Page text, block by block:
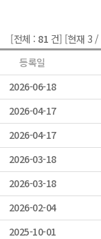
[전체 : 81 건] [현재 3 /
등록일
2026-06-18
2026-04-17
2026-04-17
2026-03-18
2026-03-18
2026-02-04
2025-10-01